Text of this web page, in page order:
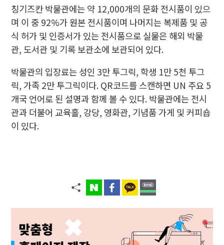
칭기즈칸 박물관에는 약 12,000개의 문화 전시품이 있으
며 이 중 92%가 원본 전시품이며 나머지는 복제품 및 공
식 허가 및 인증서가 있는 전시품으로 실물은 해외 박물
관, 도서관 및 기록 보관소에 보관되어 있다.
박물관의 입장료는 성인 3만 투그릭, 학생 1만 5천 투그
릭, 가족 2만 투그릭이다. QR코드를 스캔하면 UN 주요 5
개국 언어로 된 설명과 함께 볼 수 있다. 박물관에는 전시
관과 더불어 교육홀, 강당, 영화관, 기념품 가게 및 커피숍
이 있다.